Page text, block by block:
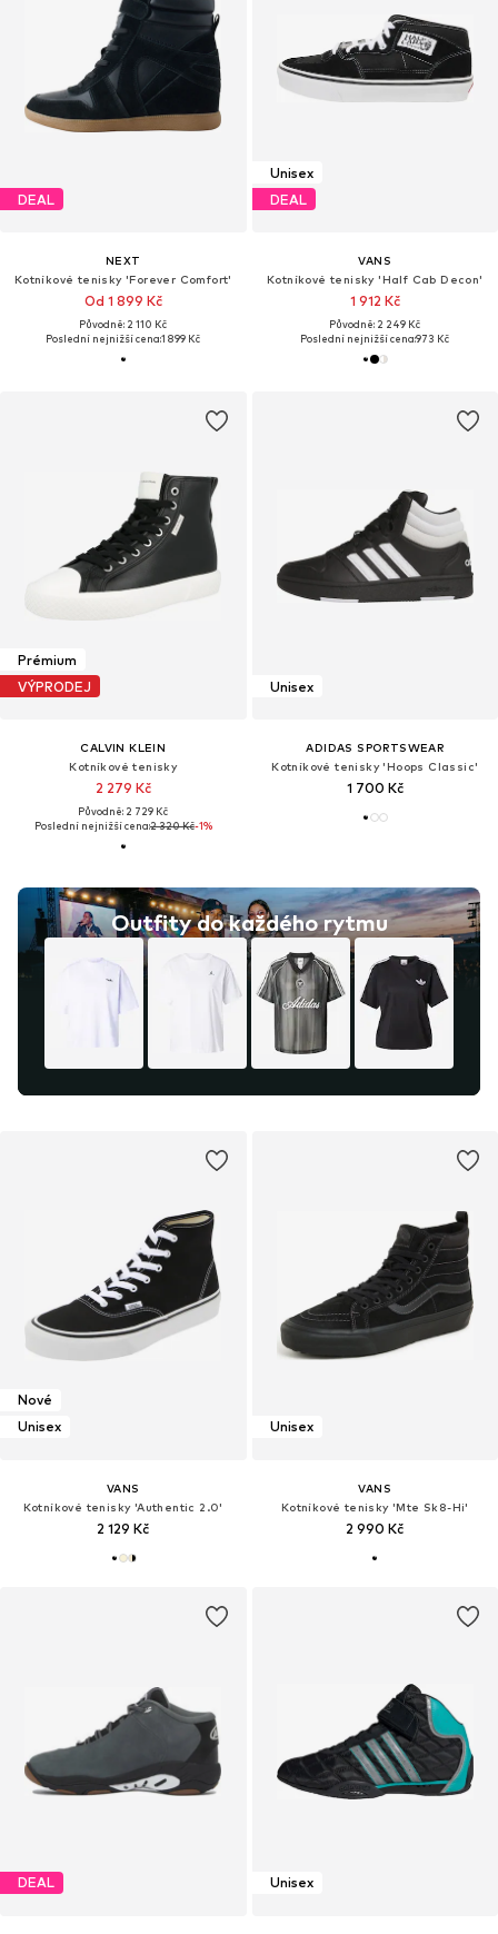
DEAL
NEXT
Kotníkové tenisky 'Forever Comfort'
Od 1 899 Kč
Původně: 2 110 Kč
Poslední nejnižší cena:1 899 Kč
Unisex
DEAL
VANS
Kotníkové tenisky 'Half Cab Decon'
1 912 Kč
Původně: 2 249 Kč
Poslední nejnižší cena:973 Kč
Prémium
VÝPRODEJ
CALVIN KLEIN
Kotníkové tenisky
2 279 Kč
Původně: 2 729 Kč
Poslední nejnižší cena:2 320 Kč-1%
Outfity do každého rytmu
Unisex
ADIDAS SPORTSWEAR
Kotníkové tenisky 'Hoops Classic'
1 700 Kč
Nové
Unisex
VANS
Kotníkové tenisky 'Authentic 2.0'
2 129 Kč
Unisex
VANS
Kotníkové tenisky 'Mte Sk8-Hi'
2 990 Kč
DEAL Unisex